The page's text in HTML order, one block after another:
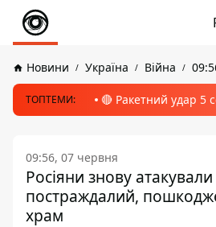
Новини Україна Війна
ТОПТЕМИ: 🔴 Ракетний удар 5
09:56, 07 червня
Росіяни знову
постраждалий,
храм